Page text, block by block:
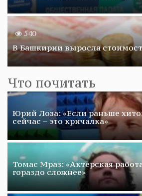
540
В Башкирии выросла
Что почитать
Юрий Лоза: «Если раньше
сейчас – это кричалка»
Томас Мраз: «Актерская
гораздо сложнее»